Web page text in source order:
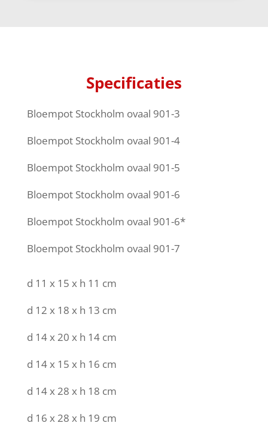
Specificaties
Bloempot Stockholm ovaal 901-3
Bloempot Stockholm ovaal 901-4
Bloempot Stockholm ovaal 901-5
Bloempot Stockholm ovaal 901-6
Bloempot Stockholm ovaal 901-6*
Bloempot Stockholm ovaal 901-7
d 11 x 15 x h 11 cm
d 12 x 18 x h 13 cm
d 14 x 20 x h 14 cm
d 14 x 15 x h 16 cm
d 14 x 28 x h 18 cm
d 16 x 28 x h 19 cm